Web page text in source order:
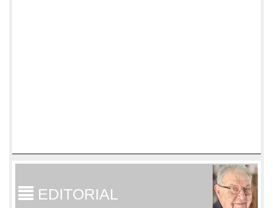
EDITORIAL